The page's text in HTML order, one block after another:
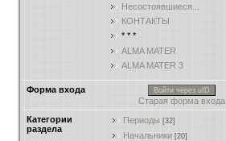
Несостоявшиеся...
КОНТАКТЫ
* * *
ALMA MATER
ALMA MATER 3
Форма входа Войти через uID
Старая форма входа
Категории
раздела
Периоды [32]
Начальники [20]